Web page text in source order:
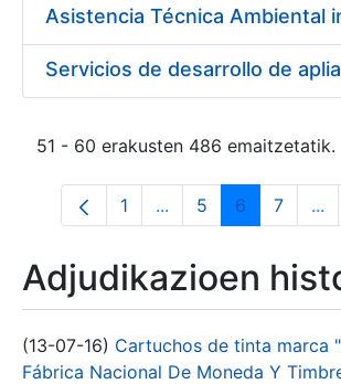
51 - 60 erakusten 486 emaitzetatik.
Orrialdea
1 ...Intermediate Pages
Orrialdea
5 Orrialdea
6 7 ...
Adjudikazioen
(13-07-16) Cartuchos de tinta marca
Fábrica Nacional De Moneda Y